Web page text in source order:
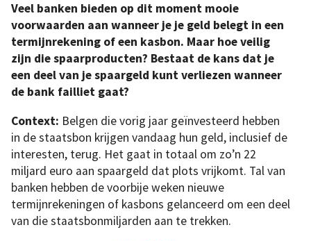
Veel banken bieden op dit moment mooie
voorwaarden aan wanneer je je geld belegt in een
termijnrekening of een kasbon. Maar hoe veilig
zijn die spaarproducten? Bestaat de kans dat je
een deel van je spaargeld kunt verliezen wanneer
de bank failliet gaat?
Context: Belgen die vorig jaar geïnvesteerd hebben
in de staatsbon krijgen vandaag hun geld, inclusief de
interesten, terug. Het gaat in totaal om zo’n 22
miljard euro aan spaargeld dat plots vrijkomt. Tal van
banken hebben de voorbije weken nieuwe
termijnrekeningen of kasbons gelanceerd om een deel
van die staatsbonmiljarden aan te trekken.